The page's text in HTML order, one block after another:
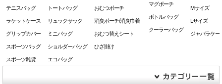
テニスバッグ
ラケットケース
グリップカバー
スポーツバッグ
スポーツ雑貨
トートバッグ
リュックサック
ミニバッグ
ショルダーバッグ
エコバッグ
おむつポーチ
消臭ポーチ/消臭巾着
おむつ替えシート
ひざ掛け
マグポーチ
ボトルバッグ
クーラーバッグ
Mサイズ
Lサイズ
ジャバラケー